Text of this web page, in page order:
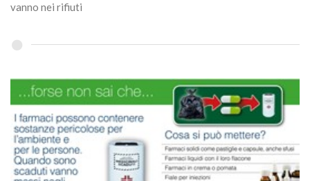
vanno nei rifiuti